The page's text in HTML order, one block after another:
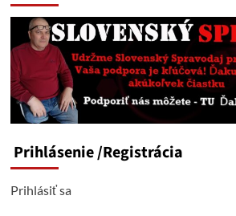
Prihlásenie/Registrácia
Prihlásiť sa